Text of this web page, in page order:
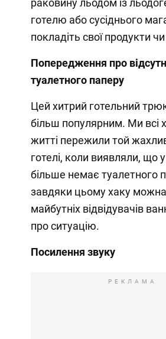
раковину льодом із
готелю або сусіднього
покладіть свої продукти
Попередження про
туалетного паперу
Цей хитрий готельний
більш популярним. Ми всі
житті пережили той
готелі, коли виявляли, що
більше немає туалетного
завдяки цьому хаку
майбутніх відвідувачів
про ситуацію.
Посилення звуку
РЕКЛАМА